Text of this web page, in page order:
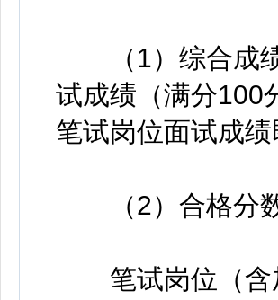
（1）综合成绩
试成绩（满分100
笔试岗位面试成
（2）合格分
笔试岗位（含